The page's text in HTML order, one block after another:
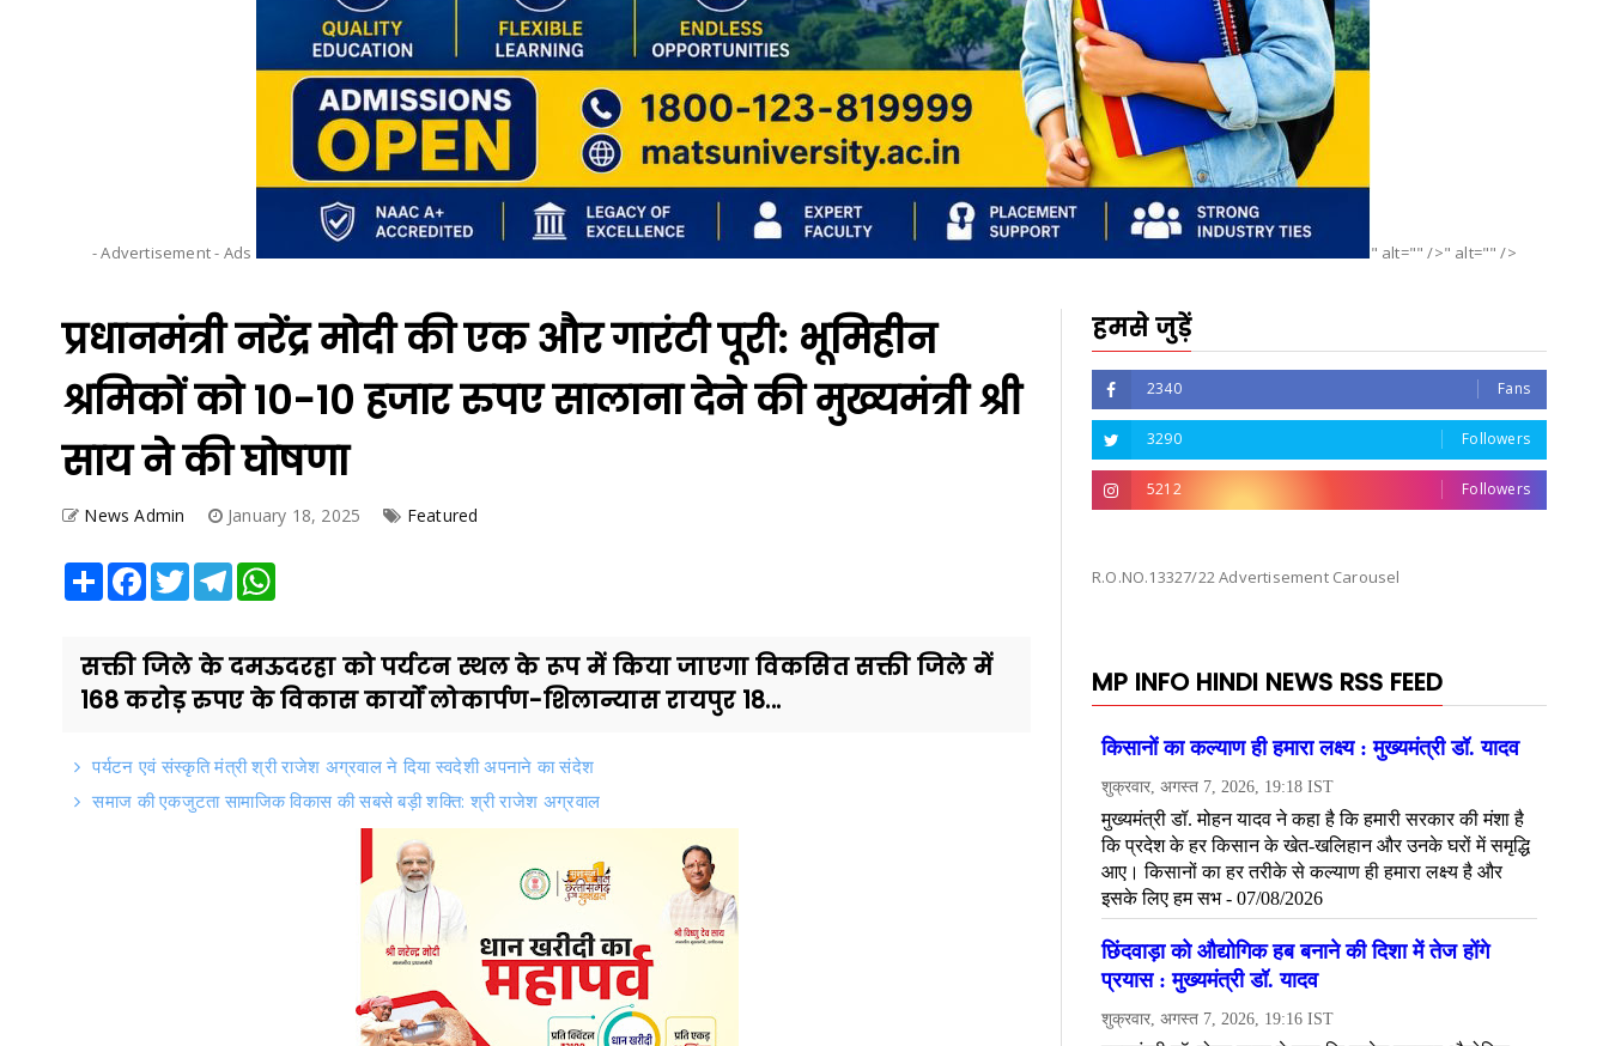
- Advertisement - Ads " alt="" />" alt="" />
प्रधानमंत्री नरेंद्र मोदी की एक और गारंटी पूरी: भूमिहीन
श्रमिकों को 10-10 हजार रुपए सालाना देने की मुख्यमंत्री श्री
साय ने की घोषणा
News Admin January 18, 2025 Featured
Share Facebook
TwitterTelegram
सक्ती जिले के दमऊदरहा को पर्यटन स्थल के रूप में किया जाएगा विकसित सक्ती जिले में
168 करोड़ रुपए के विकास कार्यों लोकार्पण-शिलान्यास रायपुर 18...
पर्यटन एवं संस्कृति मंत्री श्री राजेश अग्रवाल ने दिया स्वदेशी अपनाने का संदेश
समाज की एकजुटता सामाजिक विकास की सबसे बड़ी शक्ति: श्री राजेश अग्रवाल
हमसे जुड़ें
2340 Fans
3290 Followers
5212 Followers
R.O.NO.13327/22 Advertisement Carousel
MP INFO HINDI NEWS RSS FEED